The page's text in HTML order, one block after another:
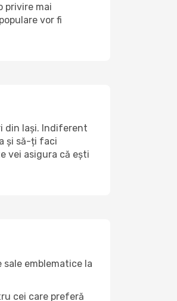
privire mai
vor fi
din Iași. Indiferent
și să-ți faci
vei asigura că ești
emblematice la
cei care preferă